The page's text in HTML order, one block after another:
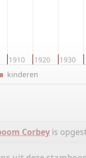
1910 1920 1930
kinderen
Corbeyis